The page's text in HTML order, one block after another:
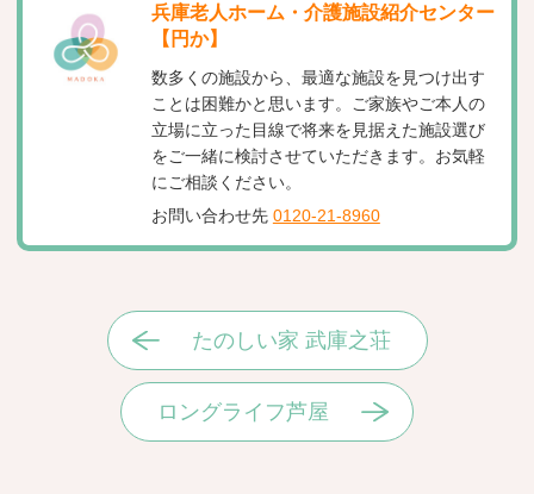
兵庫老人ホーム・介護施設紹介センター
【円か】
数多くの施設から、最適な施設を見つけ出す
ことは困難かと思います。ご家族やご本人の
立場に立った目線で将来を見据えた施設選び
をご一緒に検討させていただきます。お気軽
にご相談ください。
お問い合わせ先 0120-21-8960
たのしい家 武庫之荘
ロングライフ芦屋